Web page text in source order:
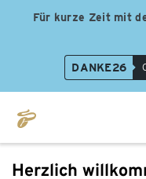
Für kurze Zeit mit
DANKE26
Herzlich